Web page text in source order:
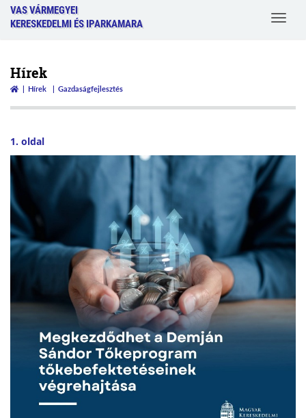
VAS VÁRMEGYEI
KERESKEDELMI ÉS IPARKAMARA
Toggle
Hírek
Hírek Gazdaságfejlesztés
1. oldal